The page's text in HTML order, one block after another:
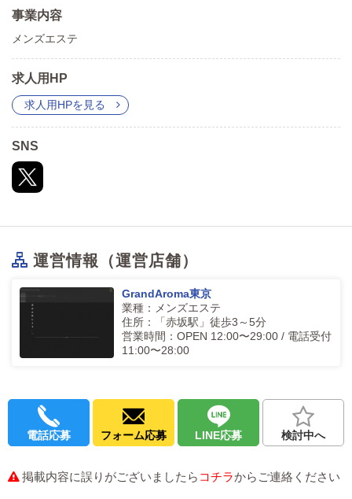
事業内容
メンズエステ
求人用HP
求人用HPを見る
SNS
運営情報（運営店舗）
GrandAroma東京
業種：メンズエステ
住所：「赤坂駅」徒歩3～5分
営業時間：OPEN 12:00〜29:00 / 電話受付
11:00〜28:00
電話応募 フォーム応募 LINE応募 検討中へ
掲載内容に誤りがございましたら コチラからご連絡ください